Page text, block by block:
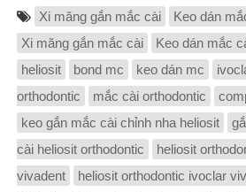
Xi măng gắn mắc cài Keo dán
Xi măng gắn mắc cài
Keo dán mắc
heliosit
bond mc keo dán mc
orthodontic
mắc cài orthodontic
keo gắn mắc cài chỉnh nha heliosit
cài heliosit orthodontic
heliosit
vivadent
heliosit orthodontic ivoclar